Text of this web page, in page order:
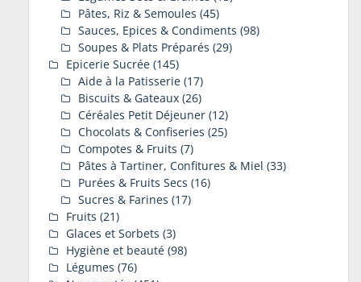
Pâtes, Riz & Semoules (45)
Sauces, Epices & Condiments (98)
Soupes & Plats Préparés (29)
Epicerie Sucrée (145)
Aide à la Patisserie (17)
Biscuits & Gateaux (26)
Céréales Petit Déjeuner (12)
Chocolats & Confiseries (25)
Compotes & Fruits (7)
Pâtes à Tartiner, Confitures & Miel (33)
Purées & Fruits Secs (16)
Sucres & Farines (17)
Fruits (21)
Glaces et Sorbets (3)
Hygiène et beauté (98)
Légumes (76)